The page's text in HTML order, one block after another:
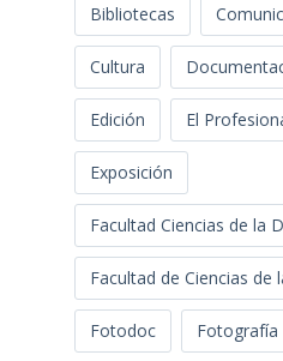
Bibliotecas
Cultura
Edición El
Exposición
Facultad Ciencias de la
Facultad de Ciencias de
Fotodoc Fotografía